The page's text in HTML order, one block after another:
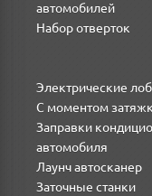
автомобилей
Набор отверток
Электрические
С моментом
Заправки
автомобиля
Лаунч автосканер
Заточные станки